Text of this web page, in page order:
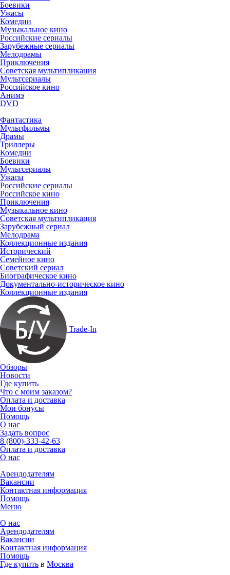
Боевики
Ужасы
Комедии
Музыкальное кино
Российские сериалы
Зарубежные сериалы
Мелодрамы
Приключения
Советская мультипликация
Мультсериалы
Российское кино
Анимэ
DVD
Фантастика
Мультфильмы
Драмы
Триллеры
Комедии
Боевики
Мультсериалы
Ужасы
Российские сериалы
Российское кино
Приключения
Музыкальное кино
Советская мультипликация
Зарубежный сериал
Мелодрама
Коллекционные издания
Исторический
Семейное кино
Советский сериал
Биографическое кино
Документально-историческое кино
Коллекционные издания
Trade-In
Обзоры
Новости
Где купить
Что с моим заказом?
Оплата и доставка
Мои бонусы
Помощь
О нас
Задать вопрос
8 (800)-333-42-63
Оплата и доставка
О нас
Арендодателям
Вакансии
Контактная информация
Помощь
Меню
О нас
Арендодателям
Вакансии
Контактная информация
Помощь
Где купить в Москва